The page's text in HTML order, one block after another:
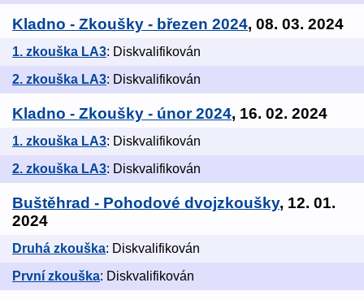
Kladno - Zkoušky - březen 2024, 08. 03. 2024
1. zkouška LA3: Diskvalifikován
2. zkouška LA3: Diskvalifikován
Kladno - Zkoušky - únor 2024, 16. 02. 2024
1. zkouška LA3: Diskvalifikován
2. zkouška LA3: Diskvalifikován
Buštěhrad - Pohodové dvojzkoušky, 12. 01.
2024
Druhá zkouška: Diskvalifikován
První zkouška: Diskvalifikován